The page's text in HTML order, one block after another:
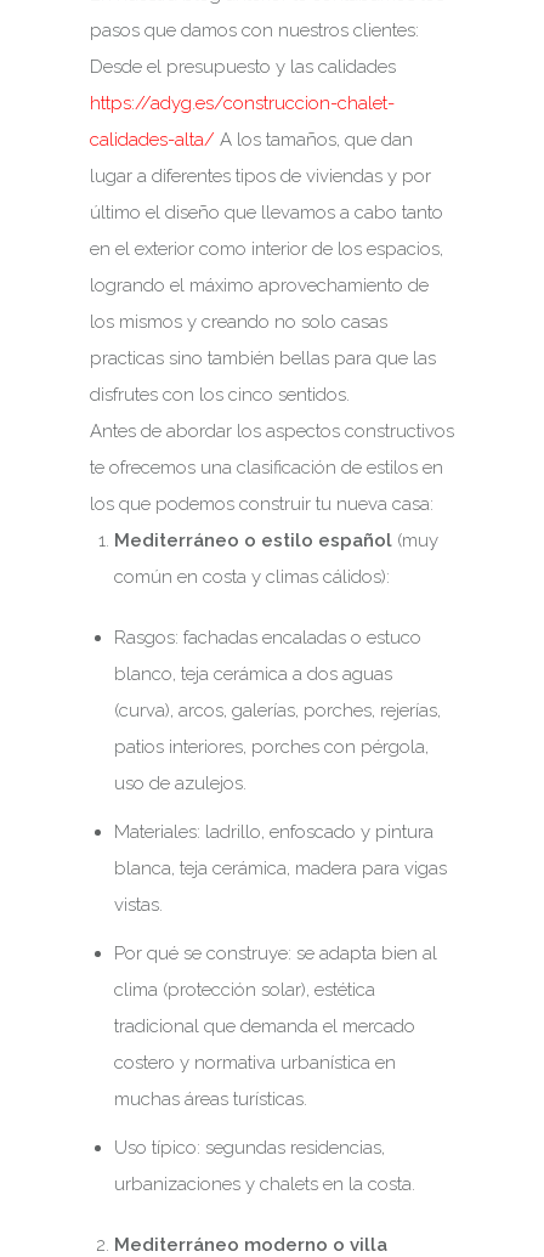
pasos que damos con nuestros clientes:
Desde el presupuesto y las calidades
https://adyg.es/construccion-chalet-
calidades-alta/ A los tamaños, que dan
lugar a diferentes tipos de viviendas y por
último el diseño que llevamos a cabo tanto
en el exterior como interior de los espacios,
logrando el máximo aprovechamiento de
los mismos y creando no solo casas
practicas sino también bellas para que las
disfrutes con los cinco sentidos.
Antes de abordar los aspectos constructivos
te ofrecemos una clasificación de estilos en
los que podemos construir tu nueva casa:
Mediterráneo o estilo español(muy
común en costa y climas cálidos):
Rasgos: fachadas encaladas o estuco
blanco, teja cerámica a dos aguas
(curva), arcos, galerías, porches, rejerías,
patios interiores, porches con pérgola,
uso de azulejos.
Materiales: ladrillo, enfoscado y pintura
blanca, teja cerámica, madera para vigas
vistas.
Por qué se construye: se adapta bien al
clima (protección solar), estética
tradicional que demanda el mercado
costero y normativa urbanística en
muchas áreas turísticas.
Uso típico: segundas residencias,
urbanizaciones y chalets en la costa.
Mediterráneo moderno o villa